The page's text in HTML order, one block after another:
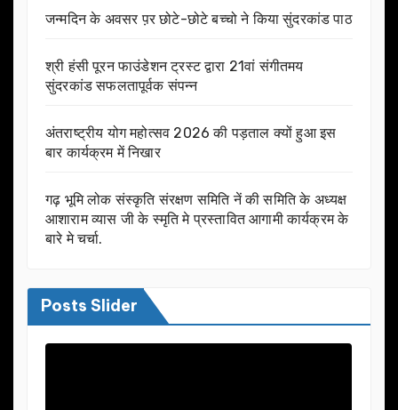
जन्मदिन के अवसर प़र छोटे-छोटे बच्चो ने किया सुंदरकांड पाठ
श्री हंसी पूरन फाउंडेशन ट्रस्ट द्वारा 21वां संगीतमय
सुंदरकांड सफलतापूर्वक संपन्न
अंतराष्ट्रीय योग महोत्सव 2026 की पड़ताल क्यों हुआ इस
बार कार्यक्रम में निखार
गढ़ भूमि लोक संस्कृति संरक्षण समिति नें की समिति के अध्यक्ष
आशाराम व्यास जी के स्मृति मे प्रस्तावित आगामी कार्यक्रम के
बारे मे चर्चा.
Posts Slider